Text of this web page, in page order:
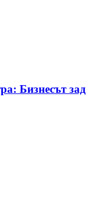
Бизнесът зад